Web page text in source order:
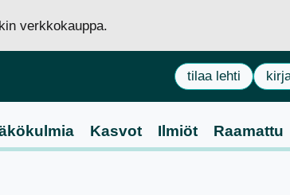
verkkokauppa.
tilaa lehti
Kasvot Ilmiöt Raamattu